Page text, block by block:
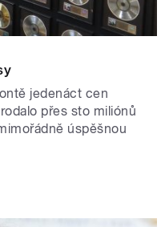
jedenáct cen
přes sto miliónů
úspěšnou